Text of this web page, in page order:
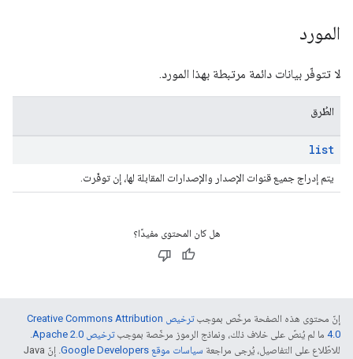
المورد
لا تتوفّر بيانات دائمة مرتبطة بهذا المورد.
الطُرق
list
يتم إدراج جميع قنوات الإصدار والإصدارات المقابلة لها، إن توفّرت.
هل كان المحتوى مفيدًا؟
إنّ محتوى هذه الصفحة مرخّص بموجب
ترخيص Creative Commons Attribution
4.0‏ ما لم يُنصّ على خلاف ذلك، ونماذج الرموز مرخّصة بموجبترخيص Apache 2.0‏
.
للاطّلاع على التفاصيل، يُرجى مراجعة سياسات موقع Google Developers‏
. إنّ Java